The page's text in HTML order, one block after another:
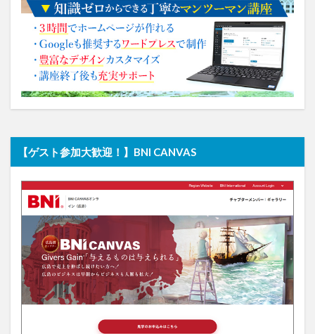
【ゲスト参加大歓迎！】BNI CANVAS